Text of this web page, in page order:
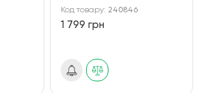
Код товару: 240846
1 799 грн